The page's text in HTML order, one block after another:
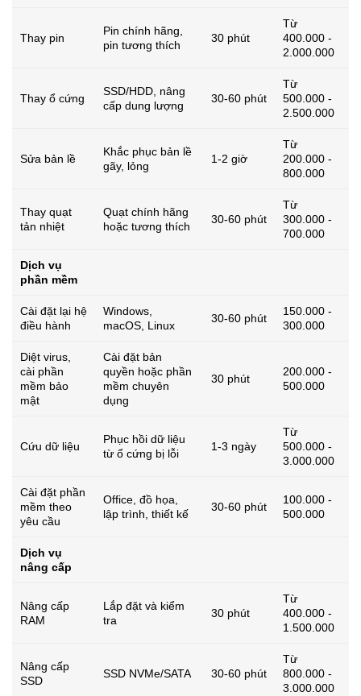
Thay pin
Pin chính hãng,
pin tương thích
30 phút
Từ
400.000 -
2.000.000
Thay ổ cứng
SSD/HDD, nâng
cấp dung lượng
30-60 phút
Từ
500.000 -
2.500.000
Sửa bản lề
Khắc phục bản lề
gãy, lỏng
1-2 giờ
Từ
200.000 -
800.000
Thay quạt
tản nhiệt
Quạt chính hãng
hoặc tương thích
30-60 phút
Từ
300.000 -
700.000
Dịch vụ
phần mềm
Cài đặt lại hệ
điều hành
Windows,
macOS, Linux
30-60 phút
150.000 -
300.000
Diệt virus,
cài phần
mềm bảo
mật
Cài đặt bản
quyền hoặc phần
mềm chuyên
dụng
30 phút
200.000 -
500.000
Cứu dữ liệu
Phục hồi dữ liệu
từ ổ cứng bị lỗi
1-3 ngày
Từ
500.000 -
3.000.000
Cài đặt phần
mềm theo
yêu cầu
Office, đồ họa,
lập trình, thiết kế
30-60 phút
100.000 -
500.000
Dịch vụ
nâng cấp
Nâng cấp
RAM
Lắp đặt và kiểm
tra
30 phút
Từ
400.000 -
1.500.000
Nâng cấp
SSD
SSD NVMe/SATA 30-60 phút
Từ
800.000 -
3.000.000